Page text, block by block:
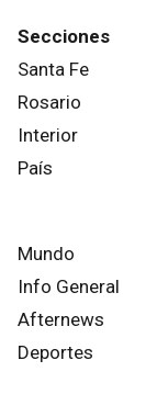
Secciones
Santa Fe
Rosario
Interior
País
Mundo
Info General
Afternews
Deportes